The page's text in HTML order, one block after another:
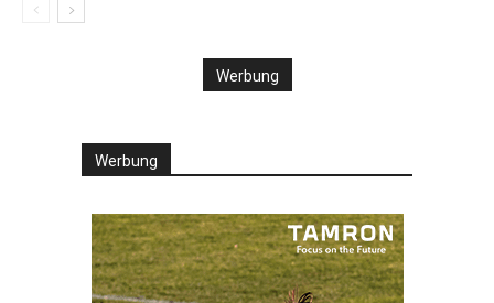
Werbung
Werbung